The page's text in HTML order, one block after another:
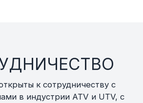
к сотрудничеству с
в индустрии ATV и UTV, с